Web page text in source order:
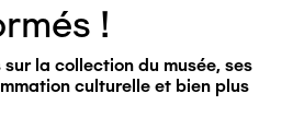
!
la collection du musée, ses
culturelle et bien plus